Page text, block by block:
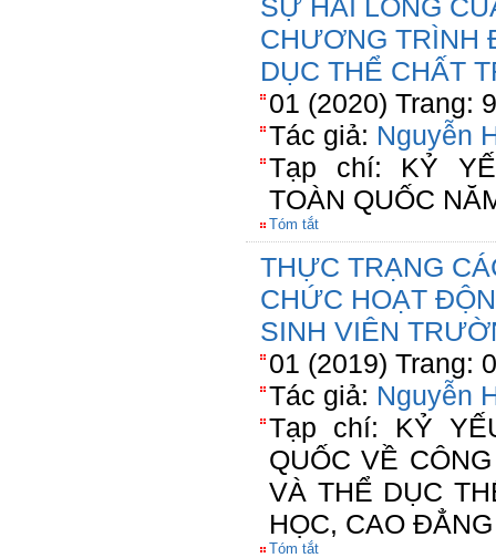
SỰ HÀI LÒNG
CHƯƠNG TRÌNH
DỤC THỂ CHẤT
01 (2020) Trang:
Tác giả: Nguyễn
Tạp chí: KỶ
TOÀN QUỐC
Tóm tắt
THỰC TRẠNG
CHỨC HOẠT
SINH VIÊN
01 (2019) Trang:
Tác giả: Nguyễn
Tạp chí: KỶ
QUỐC VỀ
VÀ THỂ DỤC
HỌC, CAO
Tóm tắt